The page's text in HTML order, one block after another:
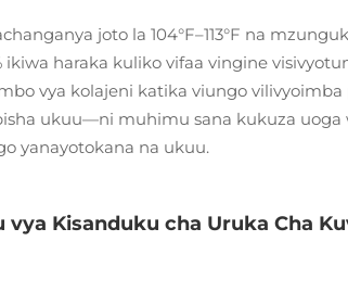
joto la 104°F–113°F na
ikiwa haraka kuliko vifaa vingine
vya kolajeni katika viungo
ukuu—ni muhimu sana kukuza uoga
yanayotokana na ukuu.
vya Kisanduku cha Uruka Cha